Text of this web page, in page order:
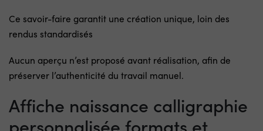
Ce savoir-faire garantit une création unique, loin des
rendus standardisés
Aucun aperçu n’est proposé avant réalisation, afin de
préserver l’authenticité du travail manuel.
Affiche naissance calligraphie
personnalisée formats et